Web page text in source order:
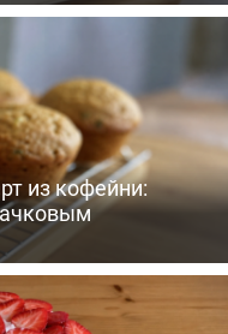
из кофейни: